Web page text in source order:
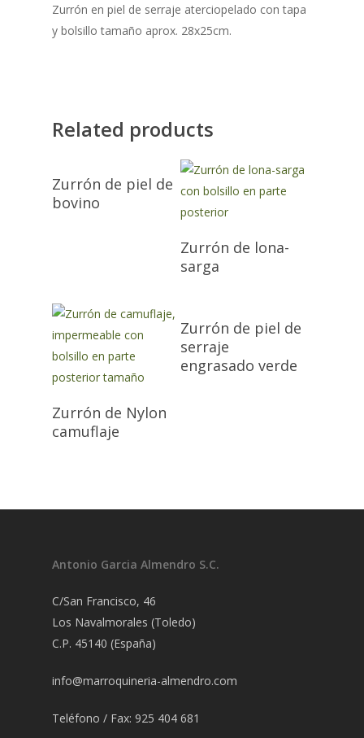
Zurrón en piel de serraje aterciopelado con tapa
y bolsillo tamaño aprox. 28x25cm.
Related products
Zurrón de piel de
bovino
Zurrón de lona-
sarga
Zurrón de Nylon
camuflaje
Zurrón de piel de
serraje
engrasado verde
Antonio Garcia Almendro S.C.
C/San Francisco, 46
Los Navalmorales (Toledo)
C.P. 45140 (España)
info@marroquineria-almendro.com
Teléfono / Fax: 925 404 681